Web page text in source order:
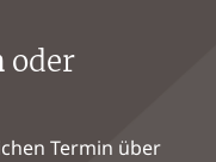
oder
Termin über